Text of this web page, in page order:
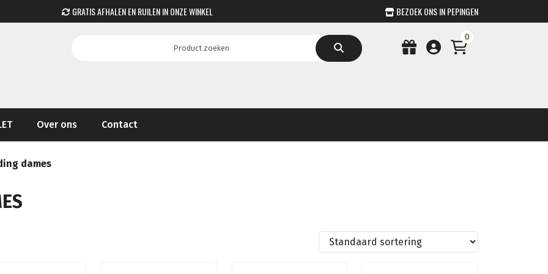
GRATIS AFHALEN EN RUILEN IN ONZE WINKEL BEZOEK ONS IN PEPINGEN
0
Over ons Contact
dames